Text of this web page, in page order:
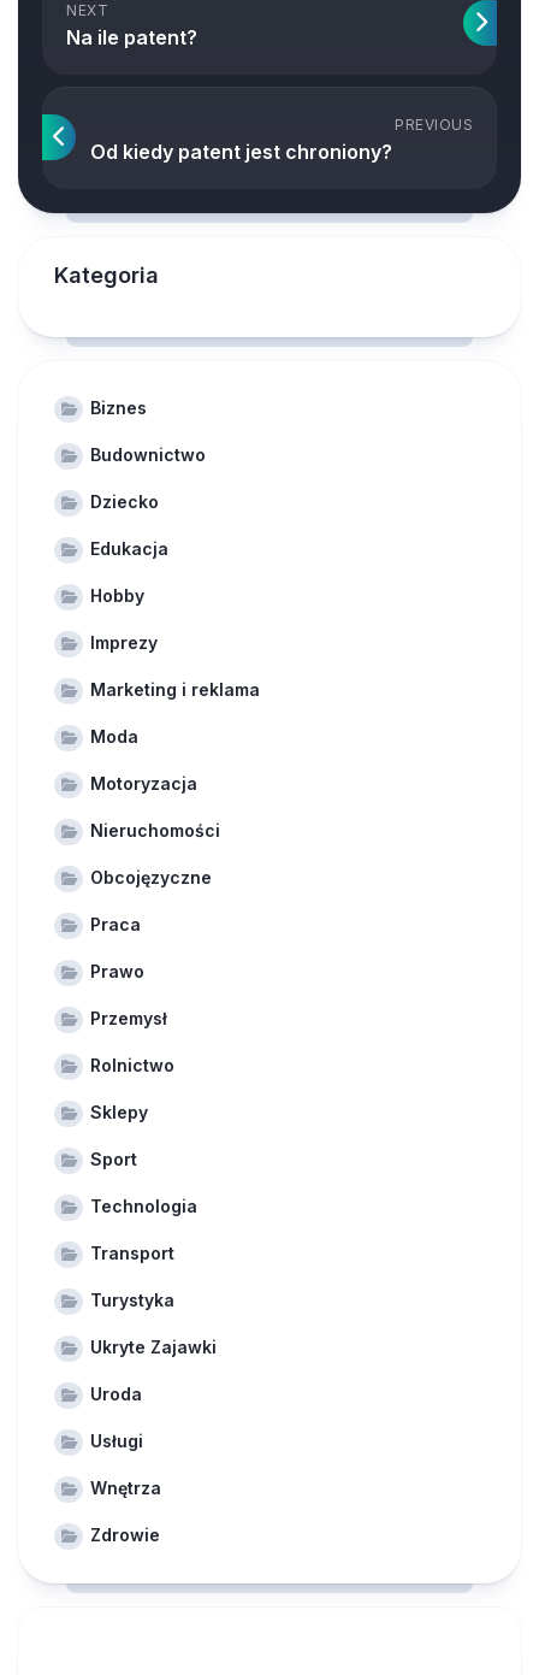
NEXT
Na ile patent?
PREVIOUS
Od kiedy patent jest chroniony?
Kategoria
Biznes
Budownictwo
Dziecko
Edukacja
Hobby
Imprezy
Marketing i reklama
Moda
Motoryzacja
Nieruchomości
Obcojęzyczne
Praca
Prawo
Przemysł
Rolnictwo
Sklepy
Sport
Technologia
Transport
Turystyka
Ukryte Zajawki
Uroda
Usługi
Wnętrza
Zdrowie